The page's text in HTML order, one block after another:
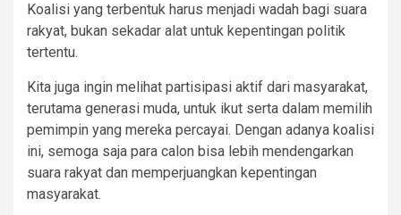
Koalisi yang terbentuk harus menjadi wadah bagi suara
rakyat, bukan sekadar alat untuk kepentingan politik
tertentu.
Kita juga ingin melihat partisipasi aktif dari masyarakat,
terutama generasi muda, untuk ikut serta dalam memilih
pemimpin yang mereka percayai. Dengan adanya koalisi
ini, semoga saja para calon bisa lebih mendengarkan
suara rakyat dan memperjuangkan kepentingan
masyarakat.